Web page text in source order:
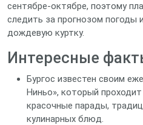
сентябре‑октябре, поэтому
следить за прогнозом погоды
дождевую куртку.
Интересные
Бургос известен своим
Ниньо», который
красочные парады,
кулинарных блюд.